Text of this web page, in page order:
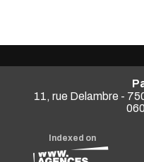
11, rue Delambre -
Indexed on